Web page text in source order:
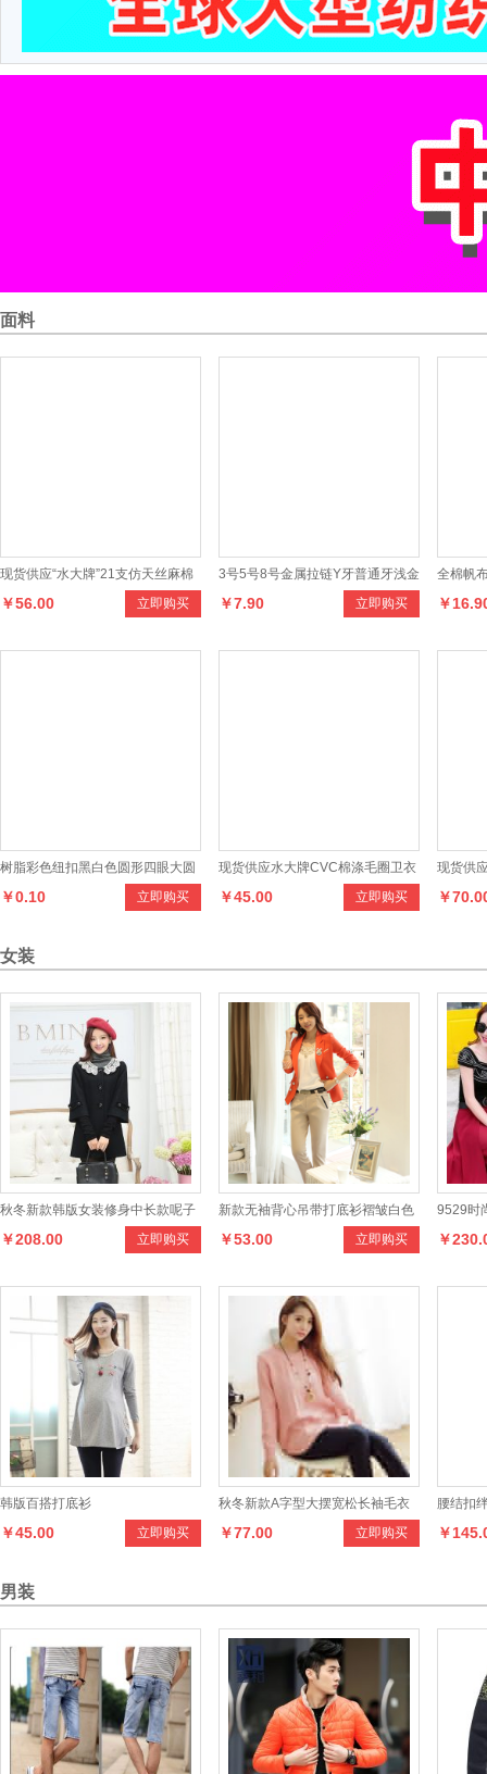
面料
现货供应“水大牌”21支仿天丝麻棉
针织汗布面料，色泽多样、手感舒
立即购买
￥56.00
3号5号8号金属拉链Y牙普通牙浅金
白金亮枪黄铜 开尾双开闭尾拉链
立即购买
￥7.90
全棉帆
白布布
￥
树脂彩色纽扣黑白色圆形四眼大圆
边钮扣大衣风衣毛衣外套扣子
立即购买
￥0.10
现货供应水大牌CVC棉涤毛圈卫衣
面料，选用优质原料环保染色，色
立即购买
￥45.00
现货供
系列面
￥
女装
秋冬新款韩版女装修身中长款呢子
大衣外套毛呢外套 立即购买
￥208.00
新款无袖背心吊带打底衫褶皱白色
雪纺衫短袖衬衫 立即购买
￥53.00
9529时
￥
韩版百搭打底衫
立即购买
￥45.00
秋冬新款A字型大摆宽松长袖毛衣
女 立即购买
￥77.00
腰结扣
￥
男装